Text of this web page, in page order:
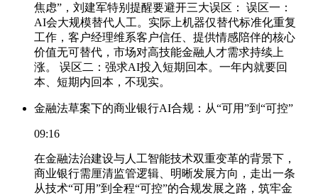
焦虑”，刘建军特别提醒要避开三大误区： 误区一：
AI会大规模替代人工。实际上机器仅替代标准化重复
工作，客户经理维系客户信任、提供情感陪伴的核心
价值无可替代，市场对高技能金融人才需求持续上
涨。 误区二：强求AI投入短期回本。一年内就要回
本、短期内回本，不现实。
金融法草案下的商业银行AI合规：从“可用”到“可控”
09:16
在金融法治建设与人工智能技术双重变革的背景下，
商业银行需厘清监管逻辑、明晰发展方向，走出一条
从技术“可用”到全程“可控”的合规发展之路，筑牢金